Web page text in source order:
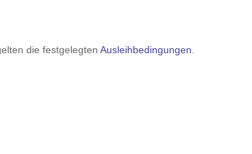
die festgelegten Ausleihbedingungen.